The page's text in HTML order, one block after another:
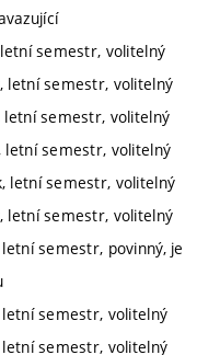
semestr, volitelný
letní semestr, volitelný
letní semestr, volitelný
letní semestr, volitelný
letní semestr, volitelný
letní semestr, volitelný
semestr, povinný, je
letní semestr, volitelný
letní semestr, volitelný